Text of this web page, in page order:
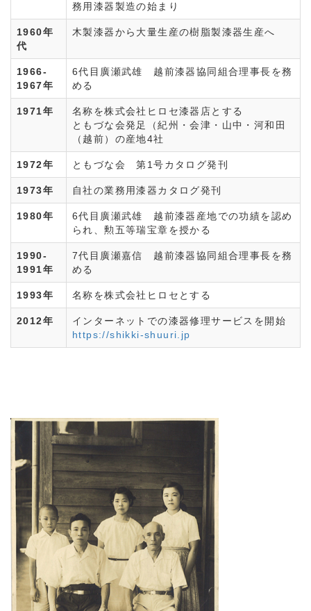
務用漆器製造の始まり
1960年
代
木製漆器から大量生産の樹脂製漆器生産へ
1966-
1967年
6代目廣瀬武雄 越前漆器協同組合理事長を務
める
1971年
名称を株式会社ヒロセ漆器店とする
ともづな会発足（紀州・会津・山中・河和田
（越前）の産地4社
1972年 ともづな会 第1号カタログ発刊
1973年 自社の業務用漆器カタログ発刊
1980年
6代目廣瀬武雄 越前漆器産地での功績を認め
られ、勲五等瑞宝章を授かる
1990-
1991年
7代目廣瀬嘉信 越前漆器協同組合理事長を務
める
1993年 名称を株式会社ヒロセとする
2012年
インターネットでの漆器修理サービスを開始
https://shikki-shuuri.jp